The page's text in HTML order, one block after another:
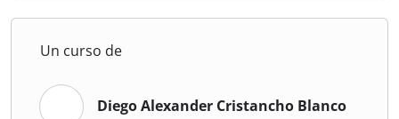
Un curso de
Diego Alexander Cristancho Blanco